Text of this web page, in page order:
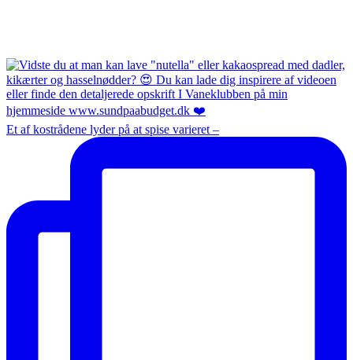
Et af kostrådene lyder på at spise varieret –